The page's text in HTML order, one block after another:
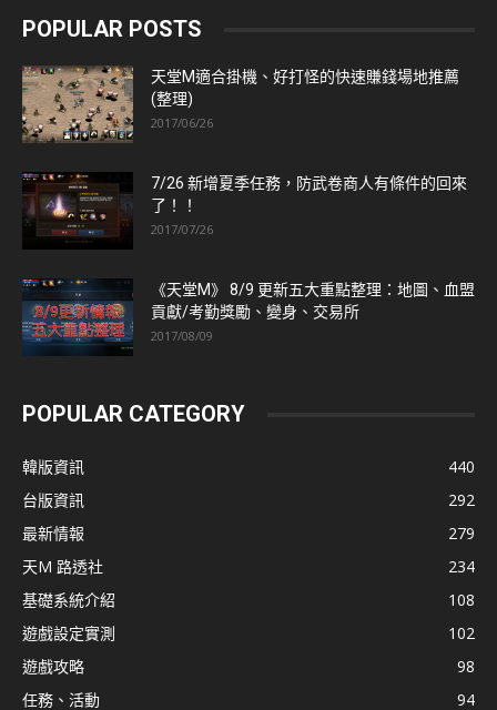
POPULAR POSTS
天堂M適合掛機、好打怪的快速賺錢場地推薦
(整理)
2017/06/26
7/26 新增夏季任務，防武卷商人有條件的回來
了！！
2017/07/26
《天堂M》 8/9 更新五大重點整理：地圖、血盟
貢獻/考勤獎勵、變身、交易所
2017/08/09
POPULAR CATEGORY
韓版資訊
440
台版資訊
292
最新情報
279
天M 路透社
234
基礎系統介紹
108
遊戲設定實測
102
遊戲攻略
98
任務、活動
94